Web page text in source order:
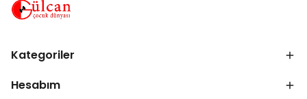
Kategoriler
Hesabım